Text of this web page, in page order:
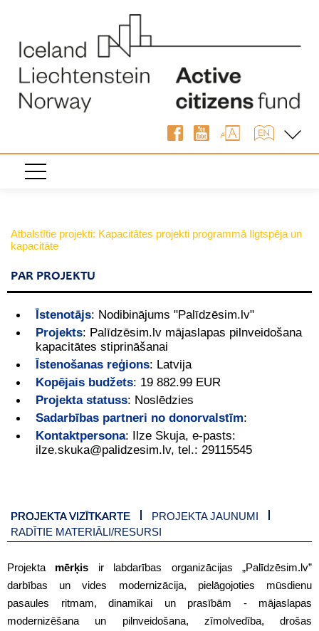
Atbalstītie projekti: Kapacitātes projekti programmā Ilgtspēja un
kapacitāte
PAR PROJEKTU
Īstenotājs: Nodibinājums "Palīdzēsim.lv"
Projekts: Palīdzēsim.lv mājaslapas pilnveidošana
kapacitātes stiprināšanai
Īstenošanas reģions: Latvija
Kopējais budžets: 19 882.99 EUR
Projekta statuss: Noslēdzies
Sadarbības partneri no donorvalstīm:
Kontaktpersona: Ilze Skuja, e-pasts:
ilze.skuka@palidzesim.lv, tel.: 29115545
PROJEKTA VIZĪTKARTE
PROJEKTA JAUNUMI
RADĪTIE MATERIĀLI/RESURSI
Projekta mērķis ir labdarības organizācijas „Palīdzēsim.lv”
darbības un vides modernizācija, pielāgojoties mūsdienu
pasaules ritmam, dinamikai un prasībām - mājaslapas
modernizēšana un pilnveidošana, zīmolvedība, drošas